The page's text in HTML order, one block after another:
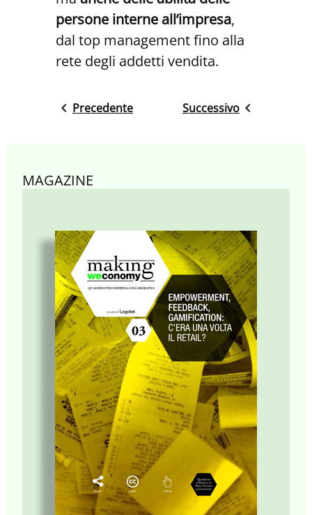
persone interne all’impresa,
dal top management fino alla
rete degli addetti vendita.
Precedente Successivo
MAGAZINE